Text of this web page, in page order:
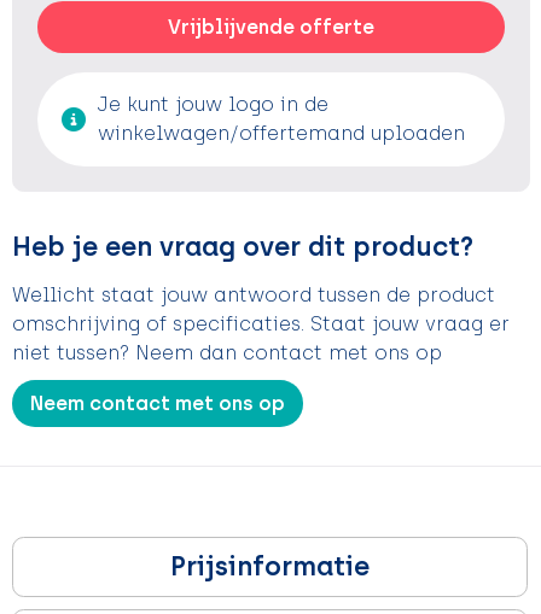
Vrijblijvende offerte
Je kunt jouw logo in de
winkelwagen/offertemand uploaden
Heb je een vraag over dit product?
Wellicht staat jouw antwoord tussen de product
omschrijving of specificaties. Staat jouw vraag er
niet tussen? Neem dan contact met ons op
Neem contact met ons op
Prijsinformatie